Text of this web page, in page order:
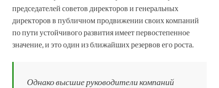
председателей советов директоров и генеральных
директоров в публичном продвижении своих компаний
по пути устойчивого развития имеет первостепенное
значение, и это один из ближайших резервов его роста.
Однако высшие руководители компаний